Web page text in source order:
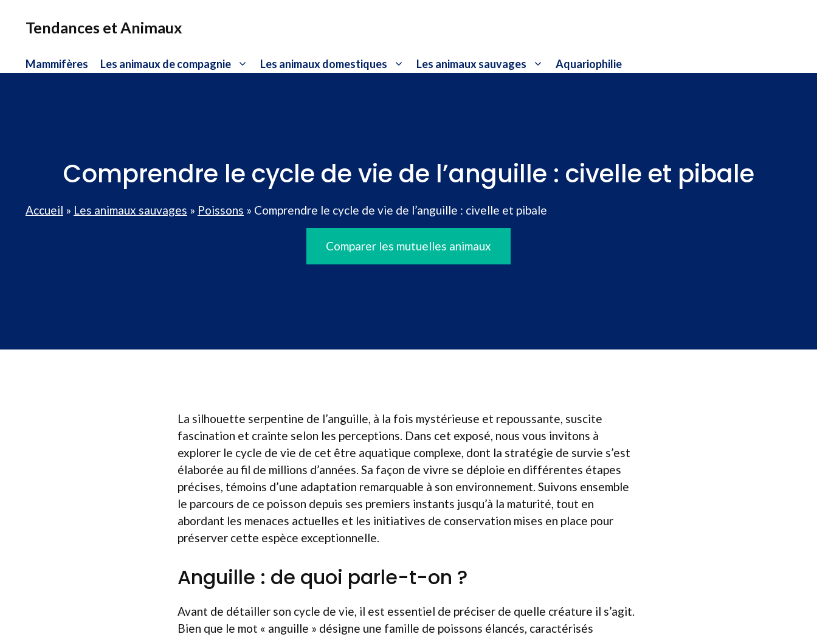
Tendances et Animaux
Mammifères Les animaux de compagnie Les animaux domestiques Les animaux sauvages Aquariophilie
Comprendre le cycle de vie de l’anguille : civelle et pibale
Accueil » Les animaux sauvages » Poissons » Comprendre le cycle de vie de l’anguille : civelle et pibale
Comparer les mutuelles animaux
La silhouette serpentine de l’anguille, à la fois mystérieuse et repoussante, suscite
fascination et crainte selon les perceptions. Dans cet exposé, nous vous invitons à
explorer le cycle de vie de cet être aquatique complexe, dont la stratégie de survie s’est
élaborée au fil de millions d’années. Sa façon de vivre se déploie en différentes étapes
précises, témoins d’une adaptation remarquable à son environnement. Suivons ensemble
le parcours de ce poisson depuis ses premiers instants jusqu’à la maturité, tout en
abordant les menaces actuelles et les initiatives de conservation mises en place pour
préserver cette espèce exceptionnelle.
Anguille : de quoi parle-t-on ?
Avant de détailler son cycle de vie, il est essentiel de préciser de quelle créature il s’agit.
Bien que le mot « anguille » désigne une famille de poissons élancés, caractérisés